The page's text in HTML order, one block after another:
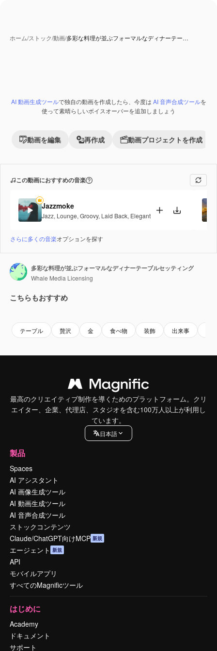
ホーム/ストック/動画/多彩な料理が並ぶフォーマルなディナーテー…
Premium
AI 動画生成ツールで独自の動画を作成したら、今度は AI 音声合成ツールを
使って素晴らしいボイスオーバーを追加しましょう
動画を編集 再作成 動画プロジェクトを作成
この動画におすすめの音楽
Jazzmoke
Jazz, Lounge, Groovy, Laid Back, Elegant
さらに多くの音楽オプションを探す
多彩な料理が並ぶフォーマルなディナーテーブルセッティング
Whale Media Licensing
こちらもおすすめ
テーブル 贅沢 金 食べ物 装飾 出来事
最高のクリエイティブ制作を導くためのプラットフォーム。クリ
エイター、企業、代理店、スタジオを含む100万人以上が利用し
ています。
日本語
製品
Spaces
AI アシスタント
AI 画像生成ツール
AI 動画生成ツール
AI 音声合成ツール
ストックコンテンツ
Claude/ChatGPT向けMCP 新規
エージェント 新規
API
モバイルアプリ
すべてのMagnificツール
はじめに
Academy
ドキュメント
サポート